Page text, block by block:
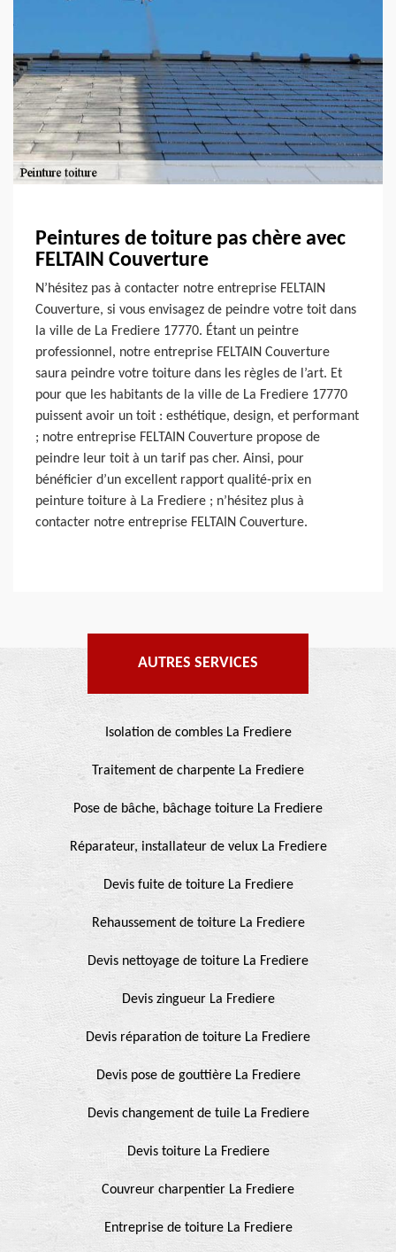
Peintures de toiture pas chère avec
FELTAIN Couverture
N’hésitez pas à contacter notre entreprise FELTAIN
Couverture, si vous envisagez de peindre votre toit dans
la ville de La Frediere 17770. Étant un peintre
professionnel, notre entreprise FELTAIN Couverture
saura peindre votre toiture dans les règles de l’art. Et
pour que les habitants de la ville de La Frediere 17770
puissent avoir un toit : esthétique, design, et performant
; notre entreprise FELTAIN Couverture propose de
peindre leur toit à un tarif pas cher. Ainsi, pour
bénéficier d’un excellent rapport qualité-prix en
peinture toiture à La Frediere ; n’hésitez plus à
contacter notre entreprise FELTAIN Couverture.
AUTRES SERVICES
Isolation de combles La Frediere
Traitement de charpente La Frediere
Pose de bâche, bâchage toiture La Frediere
Réparateur, installateur de velux La Frediere
Devis fuite de toiture La Frediere
Rehaussement de toiture La Frediere
Devis nettoyage de toiture La Frediere
Devis zingueur La Frediere
Devis réparation de toiture La Frediere
Devis pose de gouttière La Frediere
Devis changement de tuile La Frediere
Devis toiture La Frediere
Couvreur charpentier La Frediere
Entreprise de toiture La Frediere